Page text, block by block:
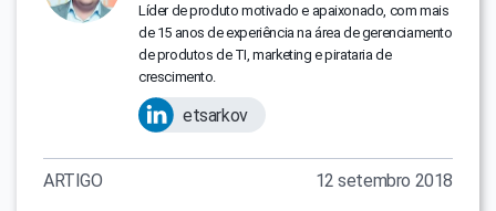
Líder de produto motivado e apaixonado, com mais
de 15 anos de experiência na área de gerenciamento
de produtos de TI, marketing e pirataria de
crescimento.
etsarkov
ARTIGO 12 setembro 2018